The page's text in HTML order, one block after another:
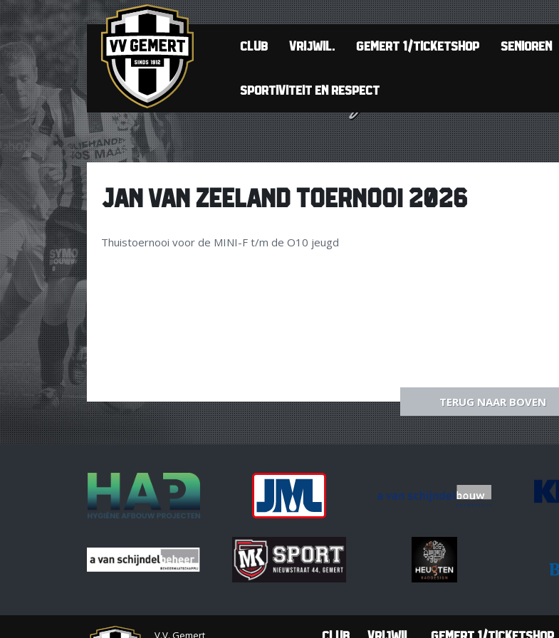
CLUB VRIJWIL. GEMERT 1/TICKETSHOP SENIOREN
SPORTIVITEIT EN RESPECT
JAN VAN ZEELAND TOERNOOI 2026
Thuistoernooi voor de MINI-F t/m de O10 jeugd
TERUG NAAR BOVEN
V.V. Gemert